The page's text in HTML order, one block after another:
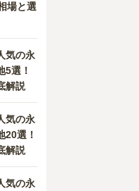
場と選
気の永
5選！
解説
気の永
20選！
解説
気の永